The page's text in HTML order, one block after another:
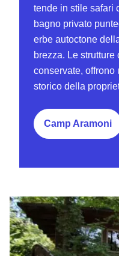
tende in stile safari
bagno privato
erbe autoctone
brezza. Le
conservate, offrono
storico della
Camp Aramoni
Locanda e cottage